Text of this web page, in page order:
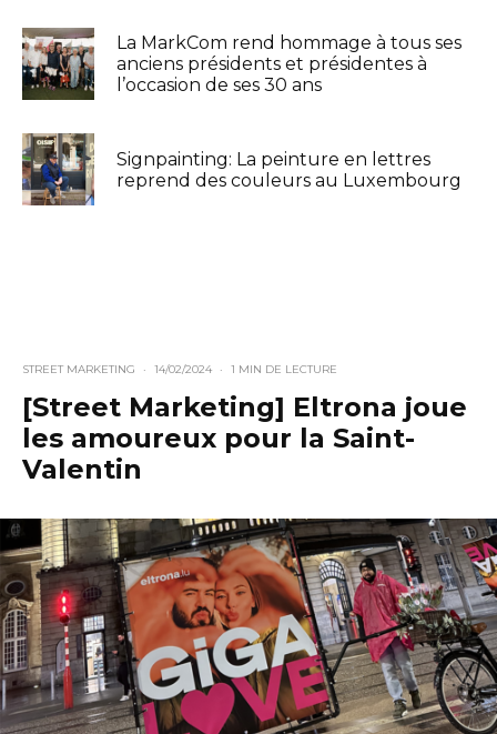
La MarkCom rend hommage à tous ses
anciens présidents et présidentes à
l’occasion de ses 30 ans
Signpainting: La peinture en lettres
reprend des couleurs au Luxembourg
STREET MARKETING · 14/02/2024 · 1 MIN DE LECTURE
[Street Marketing] Eltrona joue
les amoureux pour la Saint-
Valentin